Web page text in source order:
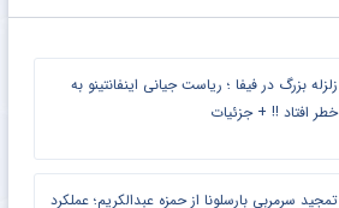
زلزله بزرگ در فیفا ؛ ریاست جیانی اینفانتینو به
خطر افتاد !! + جزئیات
تمجید سرمربی بارسلونا از حمزه عبدالکریم؛ عملکرد